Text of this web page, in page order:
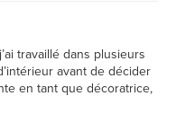
travaillé dans plusieurs
avant de décider
en tant que décoratrice,